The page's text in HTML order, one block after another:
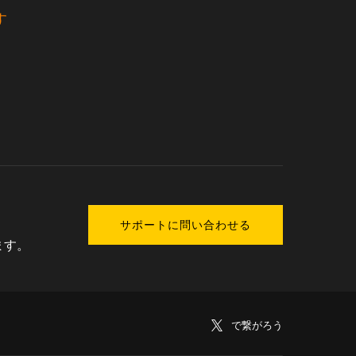
。
サポートに問い合わせる
で繋がろう